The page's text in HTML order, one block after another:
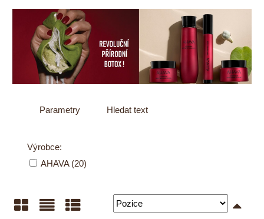
Parametry Hledat text
Výrobce:
AHAVA (20)